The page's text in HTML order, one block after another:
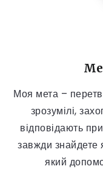
Моя мета –
зрозумілі,
відповідають
завжди знайдете
який